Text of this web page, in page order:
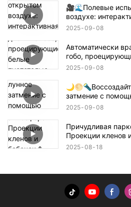
🎥🌊Полевые
воздухе:
волны 🌊✨
2025 09 08
Автоматически
гобо,
текстовые
2025 09 08
затмение с
Gobo! 🎥✨
2025 09 08
Причудливая
Проекции кленов
раскрашивают
2025 08 18